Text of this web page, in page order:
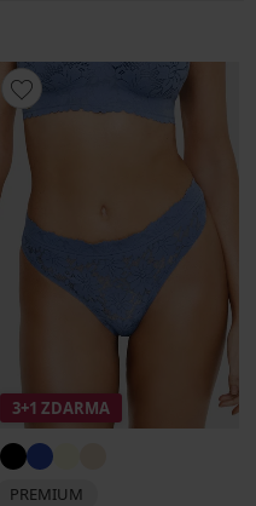
3+1 ZDARMA
PREMIUM